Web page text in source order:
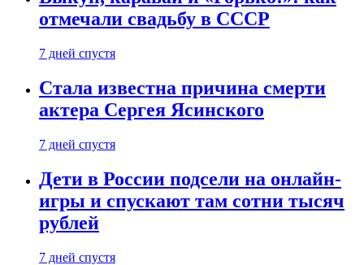
отмечали свадьбу в СССР
7 дней спустя
Стала известна причина смерти
актера Сергея Ясинского
7 дней спустя
Дети в России подсели на онлайн-
игры и спускают там сотни тысяч
рублей
7 дней спустя